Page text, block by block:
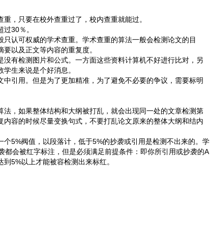
，只要在校外查重过了，校内查重就能过。
30％。
认可权威的学术查重。学术查重的算法一般会检测论文的目
以及正文等内容的重复度。
有检测图片和公式。一方面这些资料计算机不好进行比对，另
生来说是个好消息。
引用。但是为了更加精准，为了避免不必要的争议，需要标明
，如果整体结构和大纲被打乱，就会出现同一处的文章检测第
容的时候尽量变换句式，不要打乱论文原来的整体大纲和结内
5%阀值，以段落计，低于5%的抄袭或引用是检测不出来的。学
都会被红字标注，但是必须满足前提条件：即你所引用或抄袭的A
5%以上才能被容检测出来标红。